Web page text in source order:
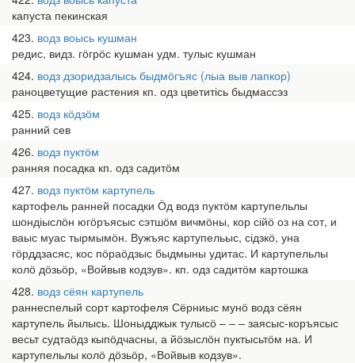
капуста пекинская
423 водз воысь кушман
редис, видз. гӧгрӧс кушман удм. тулыс кушман
424 водз дзоридзалысь быдмӧгъяс (лыа выв лапкор)
раноцветущие растения кп. одз цветитісь быдмассэз
425 водз кӧдзӧм
ранний сев
426 водз пуктӧм
ранняя посадка кп. одз садитӧм
427 водз пуктӧм картупель
картофель ранней посадки Ӧд водз пуктӧм картупельлы
шондіыслӧн югӧръясыс сэтшӧм вичмӧны, кор сійӧ оз на сот, и
ваыс муас тырмымӧн. Вужъяс картупельыс, сідзкӧ, уна
гӧрддзасяс, кос пӧраӧдзыс быдмыны удитас. И картупельлы
колӧ дӧзьӧр, «Войвыв кодзув». кп. одз садитӧм картошка
428 водз сёян картупель
раннеспелый сорт картофеля Сёрниыс мунӧ водз сёян
картупель йылысь. Шоныдджык тулысӧ – – – заясыс-коръясыс
весьт судтаӧдз кыпӧдчасны, а йӧзыслӧн пуктысьтӧм на. И
картупельлы колӧ дӧзьӧр, «Войвыв кодзув».